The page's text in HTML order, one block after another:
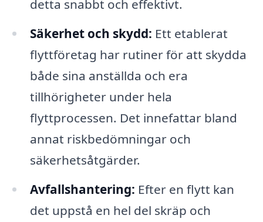
detta snabbt och effektivt.
Säkerhet och skydd: Ett etablerat
flyttföretag har rutiner för att skydda
både sina anställda och era
tillhörigheter under hela
flyttprocessen. Det innefattar bland
annat riskbedömningar och
säkerhetsåtgärder.
Avfallshantering: Efter en flytt kan
det uppstå en hel del skräp och